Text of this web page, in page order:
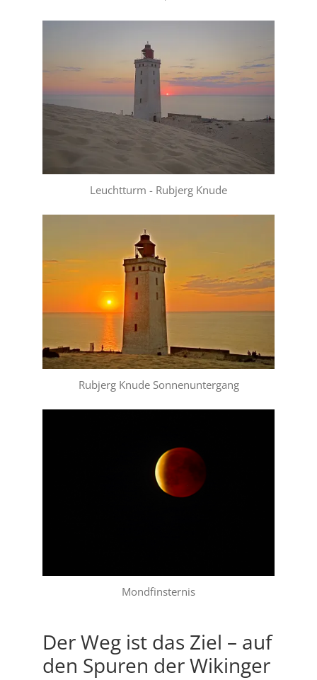
Leuchtturm - Rubjerg Knude
Rubjerg Knude Sonnenuntergang
Mondfinsternis
Der Weg ist das Ziel – auf
den Spuren der Wikinger